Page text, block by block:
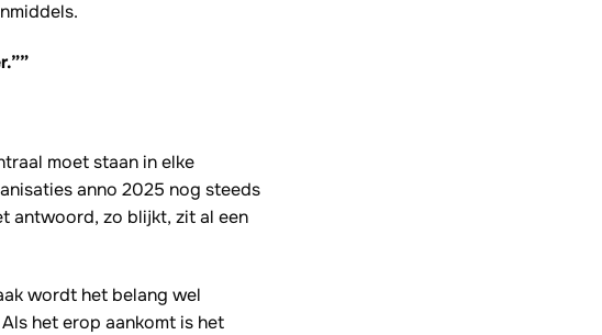
moet staan in elke
anno 2025 nog steeds
antwoord, zo blijkt, zit al een
wordt het belang wel
het erop aankomt is het